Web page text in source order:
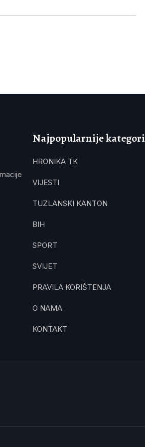
Najpopularnije
HRONIKA TK
VIJESTI
TUZLANSKI KANTON
BIH
SPORT
SVIJET
PRAVILA KORIŠTENJA
O NAMA
KONTAKT